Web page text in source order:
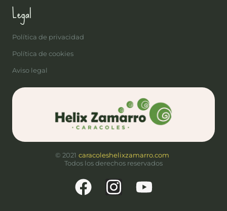
Legal
Política de privacidad
Política de cookies
Aviso legal
© 2021 caracoleshelixzamarro.com
Todos los derechos reservados